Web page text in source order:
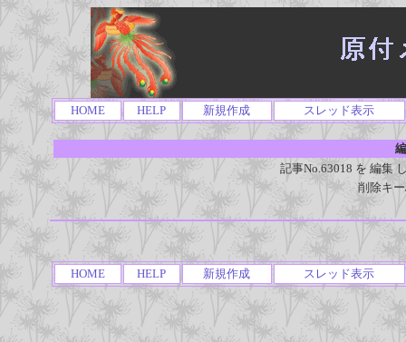
HOME HELP 新規作成 スレッド表示
記事No.63018 を 編集
削除キ
HOME HELP 新規作成 スレッド表示